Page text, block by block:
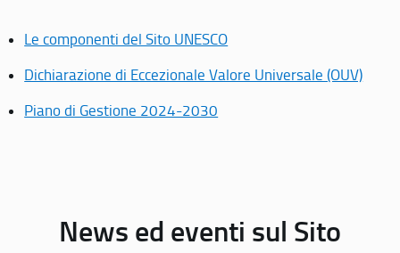
Le componenti del Sito UNESCO
Dichiarazione di Eccezionale Valore Universale (OUV)
Piano di Gestione 2024-2030
News ed eventi sul Sito